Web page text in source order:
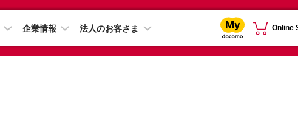
企業情報 法人のお客さま Online